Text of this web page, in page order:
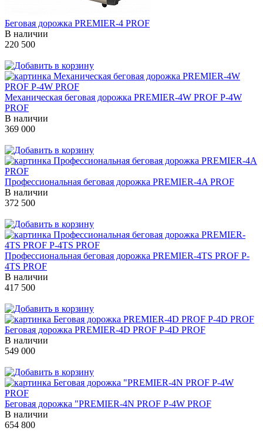
Беговая дорожка PREMIER-4 PROF
В наличии
220 500
Механическая беговая дорожка PREMIER-4W PROF P-4W
PROF
В наличии
369 000
Профессиональная беговая дорожка PREMIER-4A PROF
В наличии
372 500
Профессиональная беговая дорожка PREMIER-4TS PROF P-
4TS PROF
В наличии
417 500
Беговая дорожка PREMIER-4D PROF P-4D PROF
В наличии
549 000
Беговая дорожка "PREMIER-4N PROF P-4W PROF
В наличии
654 800